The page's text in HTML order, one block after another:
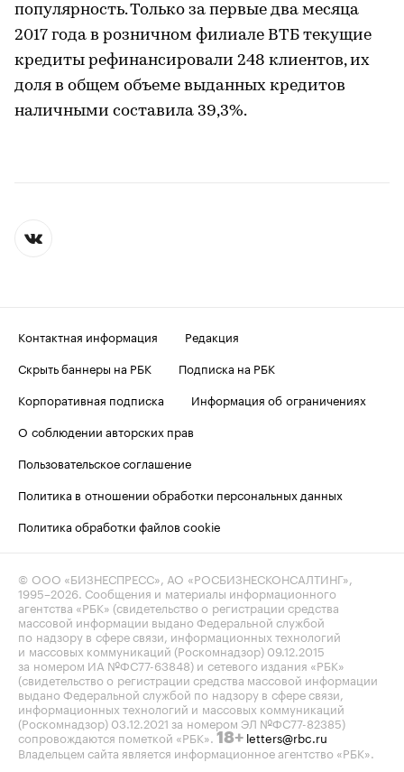
популярность. Только за первые два месяца
2017 года в розничном филиале ВТБ текущие
кредиты рефинансировали 248 клиентов, их
доля в общем объеме выданных кредитов
наличными составила 39,3%.
Контактная информация
Редакция
Скрыть баннеры на РБК
Подписка на РБК
Корпоративная подписка
Информация об ограничениях
О соблюдении авторских прав
Пользовательское соглашение
Политика в отношении обработки персональных данных
Политика обработки файлов cookie
© ООО «БИЗНЕСПРЕСС», АО «РОСБИЗНЕСКОНСАЛТИНГ»,
1995–2026 . Сообщения и материалы информационного
агентства «РБК» (свидетельство о регистрации средства
массовой информации выдано Федеральной службой
по надзору в сфере связи, информационных технологий
и массовых коммуникаций (Роскомнадзор) 09.12.2015
за номером ИА №ФС77-63848) и сетевого издания «РБК»
(свидетельство о регистрации средства массовой информации
выдано Федеральной службой по надзору в сфере связи,
информационных технологий и массовых коммуникаций
(Роскомнадзор) 03.12.2021 за номером ЭЛ №ФС77-82385)
сопровождаются пометкой «РБК». 18+ letters@rbc.ru
Владельцем сайта является информационное агентство «РБК».